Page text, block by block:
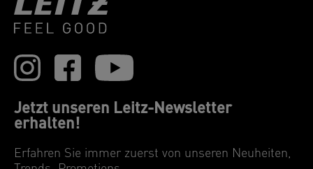
Jetzt unseren Leitz-Newsletter
erhalten!
Erfahren Sie immer zuerst von unseren Neuheiten,